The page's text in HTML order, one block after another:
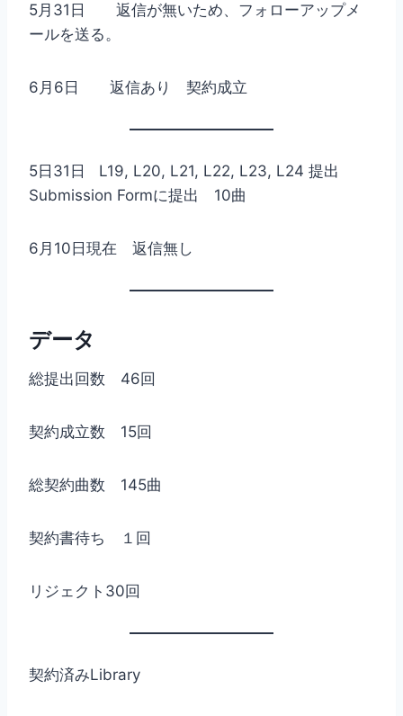
5月31日 返信が無いため、フォローアップメ
ールを送る。
6月6日 返信あり 契約成立
5日31日 L19, L20, L21, L22, L23, L24 提出
Submission Formに提出 10曲
6月10日現在 返信無し
データ
総提出回数 46回
契約成立数 15回
総契約曲数 145曲
契約書待ち １回
リジェクト30回
契約済みLibrary